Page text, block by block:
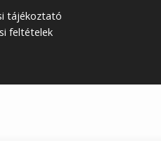
tájékoztató
feltételek